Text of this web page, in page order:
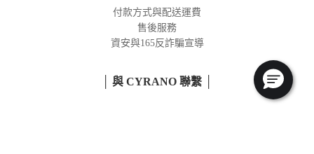
付款方式與配送運費
售後服務
資安與165反詐騙宣導
│ 與 CYRANO 聯繫 │